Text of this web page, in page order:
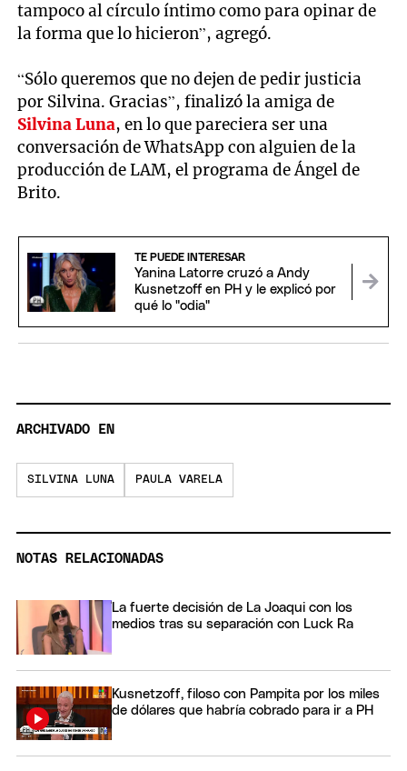
tampoco al círculo íntimo como para opinar de
la forma que lo hicieron”, agregó.
“Sólo queremos que no dejen de pedir justicia
por Silvina. Gracias”, finalizó la amiga de
Silvina Luna, en lo que pareciera ser una
conversación de WhatsApp con alguien de la
producción de LAM, el programa de Ángel de
Brito.
TE PUEDE INTERESAR
Yanina Latorre cruzó a Andy
Kusnetzoff en PH y le explicó por
qué lo "odia"
ARCHIVADO EN
SILVINA LUNA PAULA VARELA
NOTAS RELACIONADAS
La fuerte decisión de La Joaqui con los
medios tras su separación con Luck Ra
Kusnetzoff, filoso con Pampita por los miles
de dólares que habría cobrado para ir a PH